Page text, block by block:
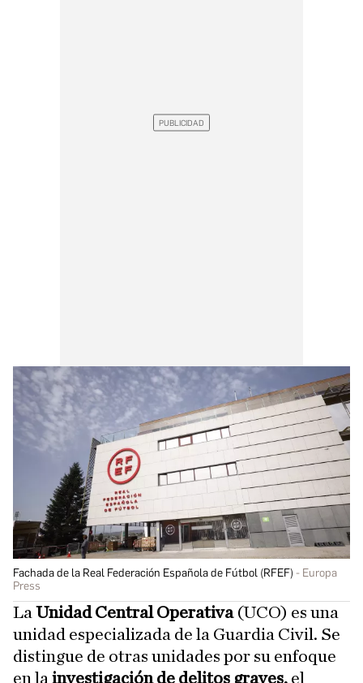
Fachada de la Real Federación Española de Fútbol (RFEF)
Europa
Press
La Unidad Central Operativa(UCO) es una
unidad especializada de la Guardia Civil. Se
distingue de otras unidades por su enfoque
en la investigación de delitos graves, el